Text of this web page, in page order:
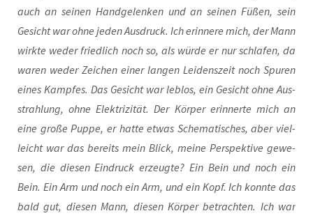
auch an sei­nen Hand­ge­len­ken und an sei­nen Füßen, sein
Gesicht war ohne jeden Aus­druck. Ich erin­ne­re mich, der Mann
wirk­te weder fried­lich noch so, als wür­de er nur schla­fen, da
waren weder Zei­chen einer lan­gen Lei­dens­zeit noch Spu­ren
eines Kamp­fes. Das Gesicht war leb­los, ein Gesicht ohne Aus­
strah­lung, ohne Elek­tri­zi­tät. Der Kör­per erin­ner­te mich an
eine gro­ße Pup­pe, er hat­te etwas Sche­ma­ti­sches, aber viel­
leicht war das bereits mein Blick, mei­ne Per­spek­ti­ve gewe­
sen, die die­sen Ein­druck erzeug­te? Ein Bein und noch ein
Bein. Ein Arm und noch ein Arm, und ein Kopf. Ich konn­te das
bald gut, die­sen Mann, die­sen Kör­per betrach­ten. Ich war